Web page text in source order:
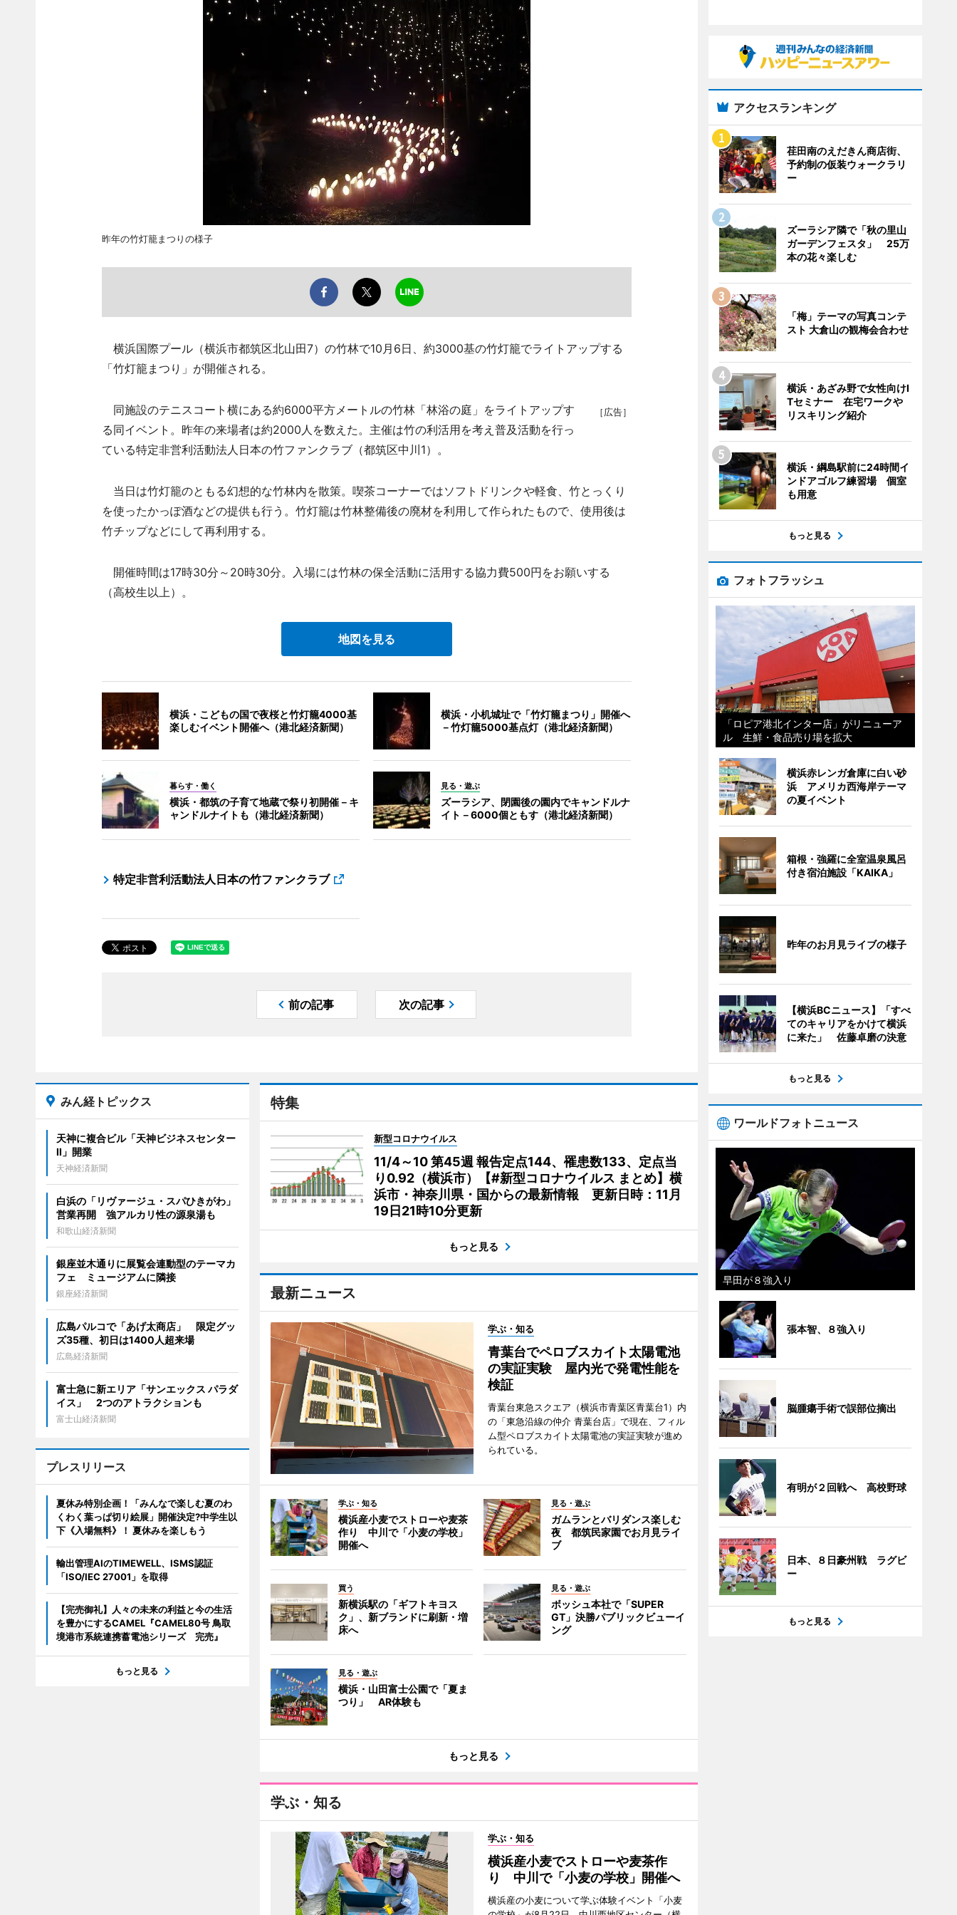
昨年の竹灯籠まつりの様子
横浜国際プール（横浜市都筑区北山田7）の竹林で10月6日、約3000基の竹灯籠でライトアップする
「竹灯籠まつり」が開催される。
［広告］
同施設のテニスコート横にある約6000平方メートルの竹林「林浴の庭」をライトアップす
る同イベント。昨年の来場者は約2000人を数えた。主催は竹の利活用を考え普及活動を行っ
ている特定非営利活動法人日本の竹ファンクラブ（都筑区中川1）。
当日は竹灯籠のともる幻想的な竹林内を散策。喫茶コーナーではソフトドリンクや軽食、竹とっくり
を使ったかっぽ酒などの提供も行う。竹灯籠は竹林整備後の廃材を利用して作られたもので、使用後は
竹チップなどにして再利用する。
開催時間は17時30分～20時30分。入場には竹林の保全活動に活用する協力費500円をお願いする
（高校生以上）。
地図を見る
横浜・こどもの国で夜桜と竹灯籠4000基
楽しむイベント開催へ（港北経済新聞）
横浜・小机城址で「竹灯籠まつり」開催へ
－竹灯籠5000基点灯（港北経済新聞）
暮らす・働く
横浜・都筑の子育て地蔵で祭り初開催－キ
ャンドルナイトも（港北経済新聞）
見る・遊ぶ
ズーラシア、閉園後の園内でキャンドルナ
イト－6000個ともす（港北経済新聞）
特定非営利活動法人日本の竹ファンクラブ
前の記事 次の記事
特集
新型コロナウイルス
11/4～10 第45週 報告定点144、罹患数133、定点当
り0.92（横浜市）【#新型コロナウイルス まとめ】横
浜市・神奈川県・国からの最新情報 更新日時：11月
19日21時10分更新
もっと見る
最新ニュース
学ぶ・知る
青葉台でペロブスカイト太陽電池
の実証実験 屋内光で発電性能を
検証
青葉台東急スクエア（横浜市青葉区青葉台1）内
の「東急沿線の仲介 青葉台店」で現在、フィル
ム型ペロブスカイト太陽電池の実証実験が進め
られている。
学ぶ・知る
横浜産小麦でストローや麦茶
作り 中川で「小麦の学校」
開催へ
見る・遊ぶ
ガムランとバリダンス楽しむ
夜 都筑民家園でお月見ライ
ブ
買う
新横浜駅の「ギフトキヨス
ク」、新ブランドに刷新・増
床へ
見る・遊ぶ
ボッシュ本社で「SUPER
GT」決勝パブリックビューイ
ング
見る・遊ぶ
横浜・山田富士公園で「夏ま
つり」 AR体験も
もっと見る
学ぶ・知る
学ぶ・知る
横浜産小麦でストローや麦茶作
り 中川で「小麦の学校」開催へ
横浜産の小麦について学ぶ体験イベント「小麦
みん経トピックス
天神に複合ビル「天神ビジネスセンター
II」開業
天神経済新聞
白浜の「リヴァージュ・スパひきがわ」
営業再開 強アルカリ性の源泉湯も
和歌山経済新聞
銀座並木通りに展覧会連動型のテーマカ
フェ ミュージアムに隣接
銀座経済新聞
広島パルコで「あげ太商店」 限定グッ
ズ35種、初日は1400人超来場
広島経済新聞
富士急に新エリア「サンエックス パラダ
イス」 2つのアトラクションも
富士山経済新聞
プレスリリース
夏休み特別企画！「みんなで楽しむ夏のわ
くわく葉っぱ切り絵展」開催決定?中学生以
下《入場無料》！ 夏休みを楽しもう
輸出管理AIのTIMEWELL、ISMS認証
「ISO/IEC 27001」を取得
【完売御礼】人々の未来の利益と今の生活
を豊かにするCAMEL『CAMEL80号 鳥取
境港市系統連携蓄電池シリーズ 完売』
もっと見る
アクセスランキング
荏田南のえだきん商店街、
予約制の仮装ウォークラリ
ー
ズーラシア隣で「秋の里山
ガーデンフェスタ」 25万
本の花々楽しむ
「梅」テーマの写真コンテ
スト 大倉山の観梅会合わせ
横浜・あざみ野で女性向けI
Tセミナー 在宅ワークや
リスキリング紹介
横浜・綱島駅前に24時間イ
ンドアゴルフ練習場 個室
も用意
もっと見る
フォトフラッシュ
「ロピア港北インター店」がリニューア
ル 生鮮・食品売り場を拡大
横浜赤レンガ倉庫に白い砂
浜 アメリカ西海岸テーマ
の夏イベント
箱根・強羅に全室温泉風呂
付き宿泊施設「KAIKA」
昨年のお月見ライブの様子
【横浜BCニュース】「すべ
てのキャリアをかけて横浜
に来た」 佐藤卓磨の決意
もっと見る
ワールドフォトニュース
早田が８強入り
張本智、８強入り
脳腫瘍手術で誤部位摘出
有明が２回戦へ 高校野球
日本、８日豪州戦 ラグビ
ー
もっと見る